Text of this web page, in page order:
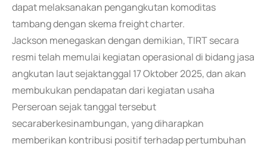
dapat melaksanakan pengangkutan komoditas
tambang dengan skema freight charter.
Jackson menegaskan dengan demikian, TIRT secara
resmi telah memulai kegiatan operasional di bidang jasa
angkutan laut sejaktanggal 17 Oktober 2025, dan akan
membukukan pendapatan dari kegiatan usaha
Perseroan sejak tanggal tersebut
secaraberkesinambungan, yang diharapkan
memberikan kontribusi positif terhadap pertumbuhan